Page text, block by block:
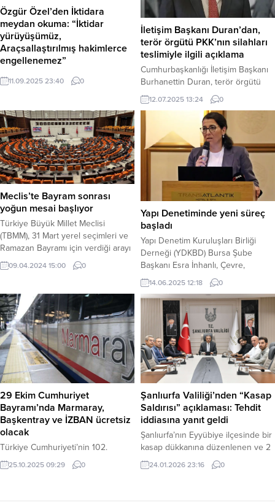
Özgür Özel’den İktidara
meydan okuma: “İktidar
yürüyüşümüz,
Araçsallaştırılmış hakimlerce
engellenemez”
CHP Genel Başkanı Özgür Özel,
partisinin İstanbul’daki çalışma
görüşmesinin ardından yaptığı
açıklamada, kayyum krizinin
hukuken sona erdiğini belirtti ve
iktidara sert mesajlar gönderdi.
Haber Merkezi – Ankara’daki
mahkemenin, kongre iptal davasını
reddetmesiyle tedbir kararının
ortadan kalkması gerektiğini
söyleyen Özel, “İktidarınızın son bir
yılında açtığınız yolun, yarın...
11.09.2025 23:40 0
İletişim Başkanı Duran’dan,
terör örgütü PKK’nın silahları
teslimiyle ilgili açıklama
Cumhurbaşkanlığı İletişim Başkanı
Burhanettin Duran, terör örgütü
PKK’nın silah bırakmasıyla ilgili
sosyal medya
hesabından paylaşımda bulundu.
İletişim Başkanı Duran yaptığı
paylaşımda, şunları kaydetti:
“Cumhurbaşkanımızın liderliğinde
ülkemizi müreffeh yarınlara
taşıyacak, ‘Terörsüz Türkiye’
hedefimize ulaştıracak adımlar
birbiri ardınca atılıyor. Türkiye,
terörsüz yarınlarda daha güçlü
olacak, birlik ve beraberliğini
kuvvetlendirerek Türkiye Yüzyılı
hedeflerine muhakkak
ulaşacaktır.”...
12.07.2025 13:24 0
Meclis’te Bayram sonrası
yoğun mesai başlıyor
Türkiye Büyük Millet Meclisi
(TBMM), 31 Mart yerel seçimleri ve
Ramazan Bayramı için verdiği arayı
bugün sona eriyor. Parlamentoyu
yeni mesaisinde yoğun bir gündem
enerjiye, yargıdan içişlerine birçok
konuda önemli kanun teklifleri
görüşülecek. Enerji ve Turizm
Teklifleri Gündemde TBMM Genel
Kurulu’nun nisan ayındaki
gündeminin ilk sıralarında,...
09.04.2024 15:00 0
Yapı Denetiminde yeni süreç
başladı
Yapı Denetim Kuruluşları Birliği
Derneği (YDKBD) Bursa Şube
Başkanı Esra İnhanlı, Çevre,
Şehircilik ve İklim Değişikliği
Bakanlığı, “Yapı Denetimi Uygulama
Yönetmeliği” ile “Dağıtım Tebliği” ve
“Ceza Tebliğinde” yapılan
değişiklikler dair değerlendirmede
bulundu. Yeni düzenlemelerle
birlikte yapı denetim firmalarına
yönelik yaptırımların ağırlaştığının
altını çizen YDKBD Bursa Şubesi
14.06.2025 12:18 0
29 Ekim Cumhuriyet
Bayramı’nda Marmaray,
Başkentray ve İZBAN ücretsiz
olacak
Türkiye Cumhuriyeti’nin 102.
kuruluş yıl dönümü olan 29 Ekim
Çarşamba günü, İstanbul, Ankara
25.10.2025 09:29 0
Şanlıurfa Valiliği’nden “Kasap
Saldırısı” açıklaması: Tehdit
iddiasına yanıt geldi
Şanlıurfa’nın Eyyübiye ilçesinde bir
kasap dükkanına düzenlenen ve 2
kişinin yaralandığı silahlı saldırıyla
ilgili Valilikten açıklama geldi.
24.01.2026 23:16 0